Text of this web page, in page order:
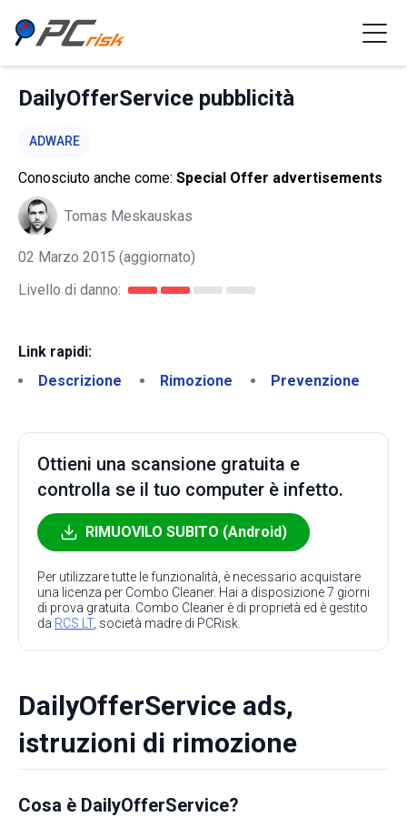
DailyOfferService pubblicità
ADWARE
Conosciuto anche come: Special Offer advertisements
Tomas Meskauskas
02 Marzo 2015 (aggiornato)
Livello di danno:
Link rapidi:
Descrizione
Rimozione Prevenzione
Ottieni una scansione gratuita e
controlla se il tuo computer è infetto.
RIMUOVILO SUBITO (Android)
Per utilizzare tutte le funzionalità, è necessario acquistare
una licenza per Combo Cleaner. Hai a disposizione 7 giorni
di prova gratuita. Combo Cleaner è di proprietà ed è gestito
da RCS LT, società madre di PCRisk.
DailyOfferService ads,
istruzioni di rimozione
Cosa è DailyOfferService?